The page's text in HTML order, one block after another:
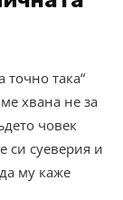
така“
хвана не за
човек
си суеверия и
му каже